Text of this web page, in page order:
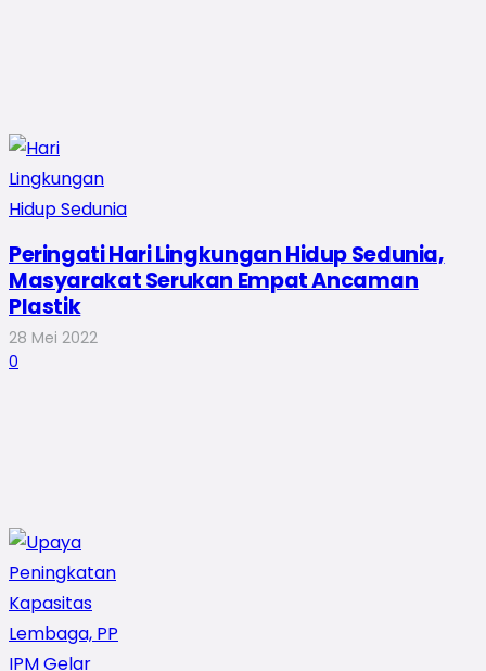
Peringati Hari Lingkungan Hidup Sedunia,
Masyarakat Serukan Empat Ancaman
Plastik
28 Mei 2022
0